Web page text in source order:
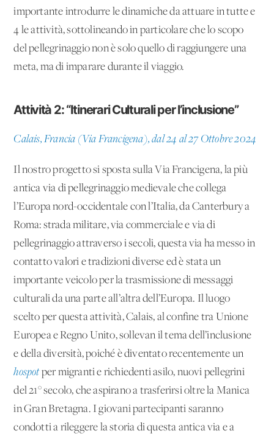
importante introdurre le dinamiche da attuare in tutte e
4 le attività, sottolineando in particolare che lo scopo
del pellegrinaggio non è solo quello di raggiungere una
meta, ma di imparare durante il viaggio.
Attività 2: “Itinerari Culturali per l’inclusione”
Calais, Francia (Via Francigena), dal 24 al 27 Ottobre 2024
Il nostro progetto si sposta sulla Via Francigena, la più
antica via di pellegrinaggio medievale che collega
l’Europa nord-occidentale con l’Italia, da Canterbury a
Roma: strada militare, via commerciale e via di
pellegrinaggio attraverso i secoli, questa via ha messo in
contatto valori e tradizioni diverse ed è stata un
importante veicolo per la trasmissione di messaggi
culturali da una parte all’altra dell’Europa. Il luogo
scelto per questa attività, Calais, al confine tra Unione
Europea e Regno Unito, sollevan il tema dell’inclusione
e della diversità, poiché è diventato recentemente un
hospotper migranti e richiedenti asilo, nuovi pellegrini
del 21° secolo, che aspirano a trasferirsi oltre la Manica
in Gran Bretagna. I giovani partecipanti saranno
condotti a rileggere la storia di questa antica via e a